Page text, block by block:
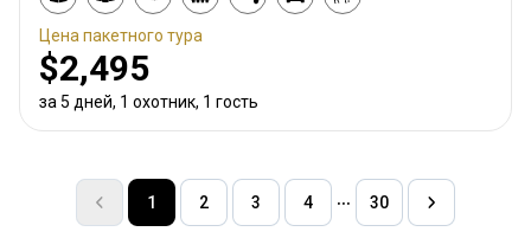
Цена пакетного тура
$2,495
за 5 дней, 1 охотник, 1 гость
1 2 3 4 30